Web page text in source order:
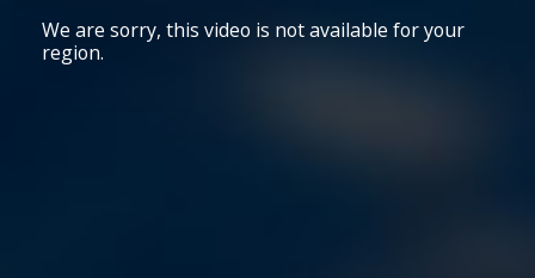
We are sorry, this video is not available for your
region.